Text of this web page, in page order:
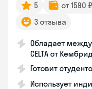
5 от 1590
3 отзыва
Обладает
CELTA от
Готовит
Использует